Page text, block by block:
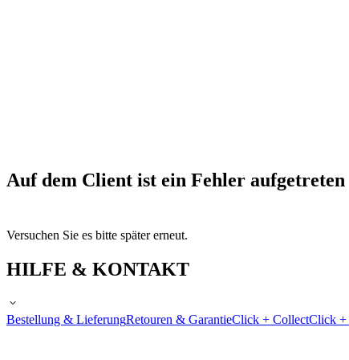
Auf dem Client ist ein Fehler aufgetreten
Versuchen Sie es bitte später erneut.
HILFE & KONTAKT
Bestellung & LieferungRetouren & GarantieClick + CollectClick +